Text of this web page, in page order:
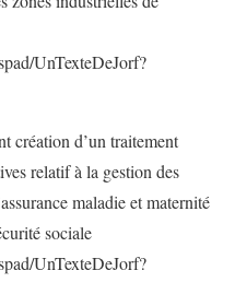
UnTexteDeJorf?
création d’un traitement
relatif à la gestion des
maladie et maternité
sociale
UnTexteDeJorf?